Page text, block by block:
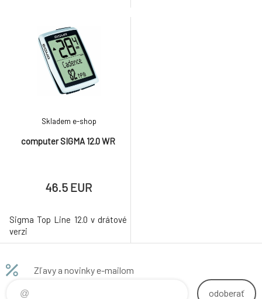
computer SIGMA 12.0 WR
Skladem e-shop
46.5 EUR
Sigma Top Line 12.0 v drátové
verzi
Zľavy a novinky e-mailom
odoberať